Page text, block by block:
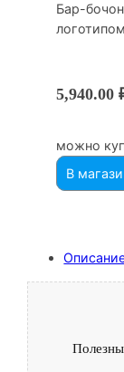
Бар-
5,940.00
можно
В